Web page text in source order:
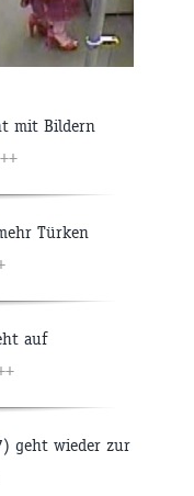
mit Bildern
Türken
auf
geht wieder zur